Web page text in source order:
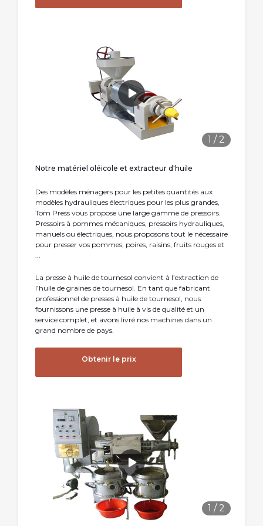
1 / 2
Notre matériel oléicole et extracteur d'huile
Des modèles ménagers pour les petites quantités aux
modèles hydrauliques électriques pour les plus grandes,
Tom Press vous propose une large gamme de pressoirs.
Pressoirs à pommes mécaniques, pressoirs hydrauliques,
manuels ou électriques, nous proposons tout le nécessaire
pour presser vos pommes, poires, raisins, fruits rouges et
...
La presse à huile de tournesol convient à l’extraction de
l’huile de graines de tournesol. En tant que fabricant
professionnel de presses à huile de tournesol, nous
fournissons une presse à huile à vis de qualité et un
service complet, et avons livré nos machines dans un
grand nombre de pays.
Obtenir le prix
1 / 2